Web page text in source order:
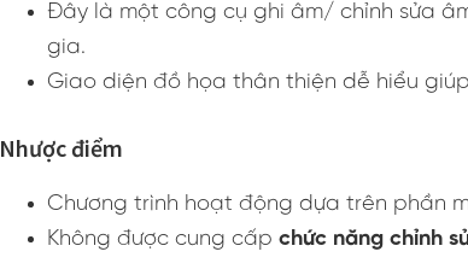
Đây là một công cụ ghi âm/ chỉnh sửa
gia.
Giao diện đồ họa thân thiện dễ hiểu
Nhược điểm
Chương trình hoạt động dựa trên phần
Không được cung cấp chức năng chỉnh